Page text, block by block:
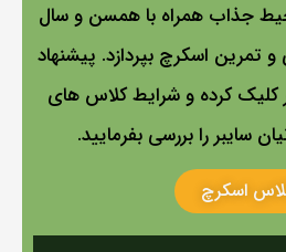
جذاب همراه با همسن و سال
اسکرچ بپردازد. پیشنهاد
کلیک کرده و شرایط کلاس های
سایبر را بررسی بفرمایید.
اسکرچ